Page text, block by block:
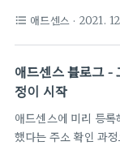
받아봐서 약간 들뜨네
을 제거하고 펼치면
다. 여기 지시대로
정보에서 PIN 번호 입
그럼, 주소 인증이 완
적으로 나타난다. 이
는 단계로 진입할 수
format_list_bulleted 애드센스 · 2021.
애드센스 블로그 -
정이 시작
애드센스에 미리 등
했다는 주소 확인 과